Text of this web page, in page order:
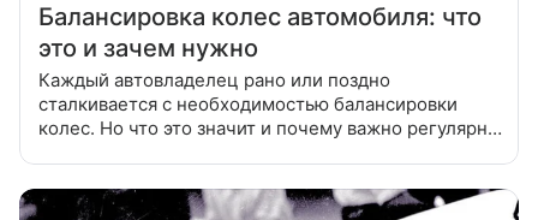
Балансировка колес автомобиля: что
это и зачем нужно
Каждый автовладелец рано или поздно
сталкивается с необходимостью балансировки
колес. Но что это значит и почему важно регулярно